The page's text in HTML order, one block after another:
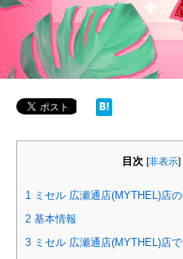
目次 [非表示]
1 ミセル 広瀬通店(MYTHEL)店の
2 基本情報
3 ミセル 広瀬通店(MYTHEL)店